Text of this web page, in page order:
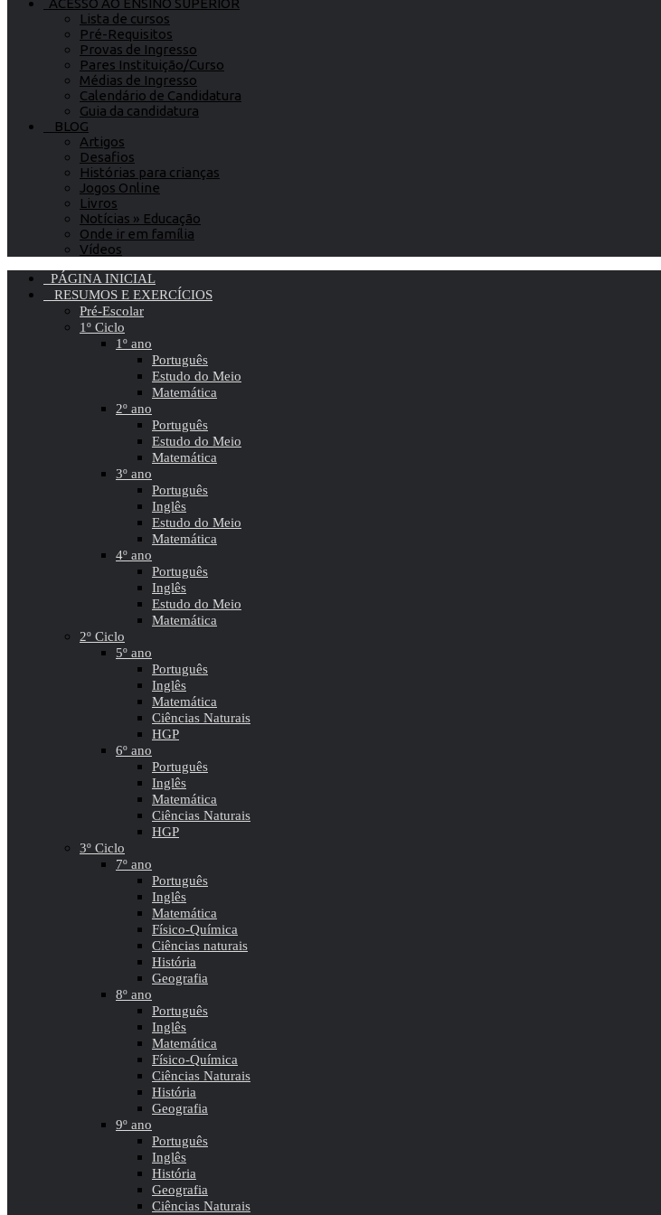
ACESSO AO ENSINO SUPERIOR
Lista de cursos
Pré-Requisitos
Provas de Ingresso
Pares Instituição/Curso
Médias de Ingresso
Calendário de Candidatura
Guia da candidatura
BLOG
Artigos
Desafios
Histórias para crianças
Jogos Online
Livros
Notícias » Educação
Onde ir em família
Vídeos
PÁGINA INICIAL
RESUMOS E EXERCÍCIOS
Pré-Escolar
1º Ciclo
1º ano
Português
Estudo do Meio
Matemática
2º ano
Português
Estudo do Meio
Matemática
3º ano
Português
Inglês
Estudo do Meio
Matemática
4º ano
Português
Inglês
Estudo do Meio
Matemática
2º Ciclo
5º ano
Português
Inglês
Matemática
Ciências Naturais
HGP
6º ano
Português
Inglês
Matemática
Ciências Naturais
HGP
3º Ciclo
7º ano
Português
Inglês
Matemática
Físico-Química
Ciências naturais
História
Geografia
8º ano
Português
Inglês
Matemática
Físico-Química
Ciências Naturais
História
Geografia
9º ano
Português
Inglês
História
Geografia
Ciências Naturais